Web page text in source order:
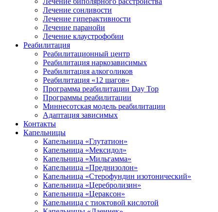
Лечение сонливости
Лечение гиперактивности
Лечение паранойи
Лечение клаустрофобии
Реабилитация
Реабилитационный центр
Реабилитация наркозависимых
Реабилитация алкоголиков
Реабилитация «12 шагов»
Программа реабилитации Day Top
Программы реабилитации
Миннесотская модель реабилитации
Адаптация зависимых
Контакты
Капельницы
Капельница «Глутатион»
Капельница «Мексидол»
Капельница «Мильгамма»
Капельница «Преднизолон»
Капельница «Стерофундин изотонический»
Капельница «Церебролизин»
Капельница «Цераксон»
Капельница с тиоктовой кислотой